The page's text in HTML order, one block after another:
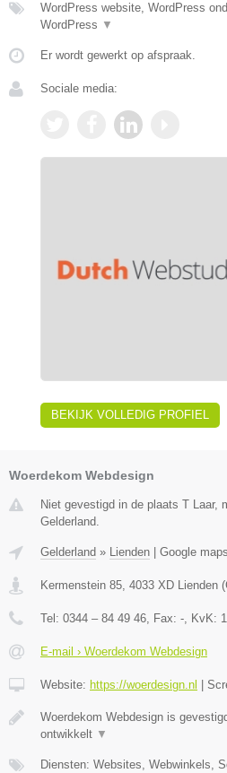
WordPress website, WordPress
WordPress ▼
Er wordt gewerkt op afspraak.
Sociale media:
BEKIJK VOLLEDIG PROFIEL
Woerdekom Webdesign
Niet gevestigd in de plaats T Laar,
Gelderland.
Gelderland » Lienden Google maps
Kermenstein 85, 4033 XD Lienden (
Tel: 0344 – 84 49 46, Fax: -, KvK:
E-mail › Woerdekom Webdesign
Website: https://woerdesign.nl
Woerdekom Webdesign is
ontwikkelt ▼
Diensten: Websites, Webwinkels,